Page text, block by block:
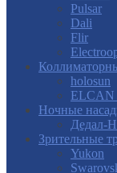
Pulsar
Dali
Flir
holosun
ELCAN
Ночные
Дедал-
Зрительные
Yukon